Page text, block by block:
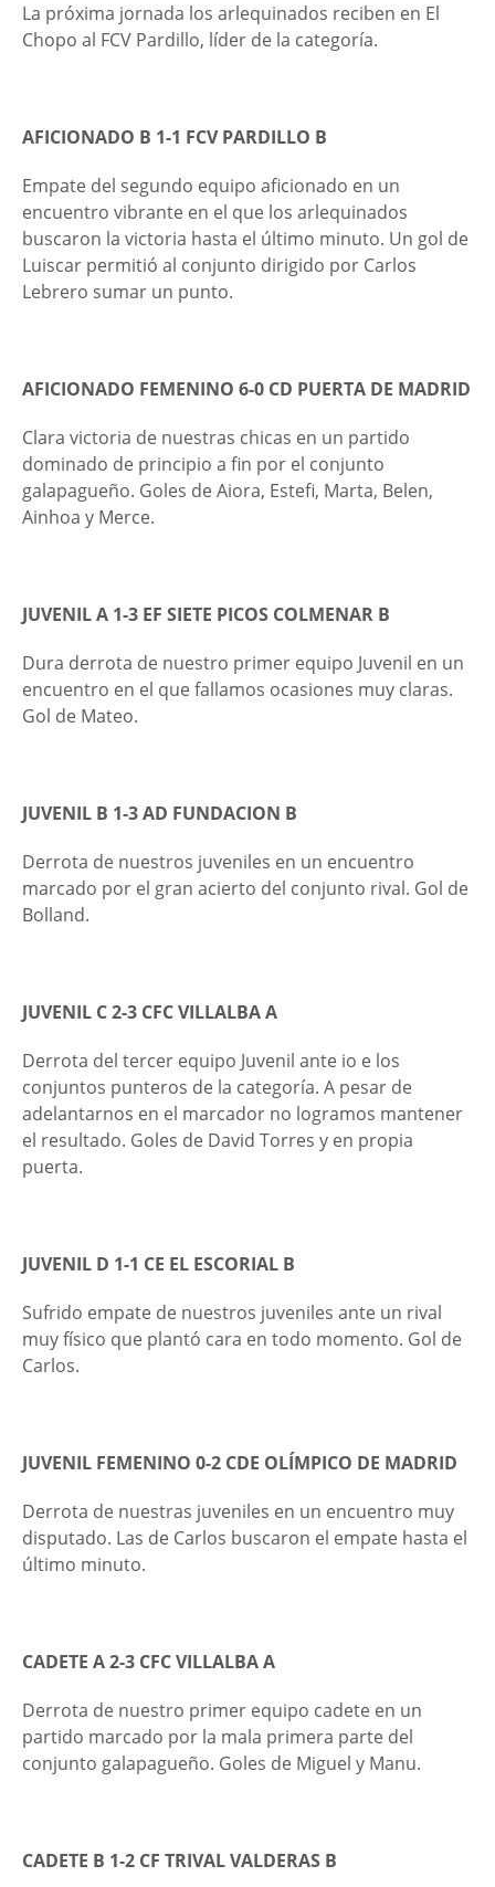
La próxima jornada los arlequinados reciben en El
Chopo al FCV Pardillo, líder de la categoría.
AFICIONADO B 1-1 FCV PARDILLO B
Empate del segundo equipo aficionado en un
encuentro vibrante en el que los arlequinados
buscaron la victoria hasta el último minuto. Un gol de
Luiscar permitió al conjunto dirigido por Carlos
Lebrero sumar un punto.
AFICIONADO FEMENINO 6-0 CD PUERTA DE MADRID
Clara victoria de nuestras chicas en un partido
dominado de principio a fin por el conjunto
galapagueño. Goles de Aiora, Estefi, Marta, Belen,
Ainhoa y Merce.
JUVENIL A 1-3 EF SIETE PICOS COLMENAR B
Dura derrota de nuestro primer equipo Juvenil en un
encuentro en el que fallamos ocasiones muy claras.
Gol de Mateo.
JUVENIL B 1-3 AD FUNDACION B
Derrota de nuestros juveniles en un encuentro
marcado por el gran acierto del conjunto rival. Gol de
Bolland.
JUVENIL C 2-3 CFC VILLALBA A
Derrota del tercer equipo Juvenil ante io e los
conjuntos punteros de la categoría. A pesar de
adelantarnos en el marcador no logramos mantener
el resultado. Goles de David Torres y en propia
puerta.
JUVENIL D 1-1 CE EL ESCORIAL B
Sufrido empate de nuestros juveniles ante un rival
muy físico que plantó cara en todo momento. Gol de
Carlos.
JUVENIL FEMENINO 0-2 CDE OLÍMPICO DE MADRID
Derrota de nuestras juveniles en un encuentro muy
disputado. Las de Carlos buscaron el empate hasta el
último minuto.
CADETE A 2-3 CFC VILLALBA A
Derrota de nuestro primer equipo cadete en un
partido marcado por la mala primera parte del
conjunto galapagueño. Goles de Miguel y Manu.
CADETE B 1-2 CF TRIVAL VALDERAS B